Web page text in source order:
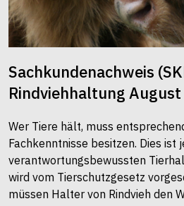
Sachkundenachweis
Rindviehhaltung
Wer Tiere hält, muss
Fachkenntnisse besitzen. Dies ist
verantwortungsbewussten
wird vom Tierschutzgesetz
müssen Halter von Rindvieh den